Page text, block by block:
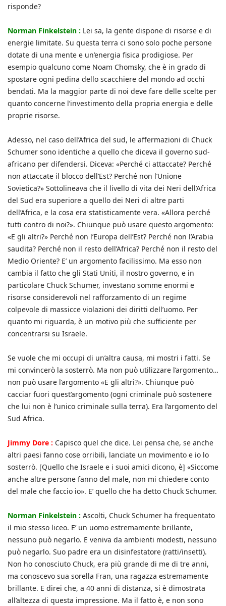
risponde?
Norman Finkelstein : Lei sa, la gente dispone di risorse e di
energie limitate. Su questa terra ci sono solo poche persone
dotate di una mente e un’energia fisica prodigiose. Per
esempio qualcuno come Noam Chomsky, che è in grado di
spostare ogni pedina dello scacchiere del mondo ad occhi
bendati. Ma la maggior parte di noi deve fare delle scelte per
quanto concerne l’investimento della propria energia e delle
proprie risorse.
Adesso, nel caso dell’Africa del sud, le affermazioni di Chuck
Schumer sono identiche a quello che diceva il governo sud-
africano per difendersi. Diceva: «Perché ci attaccate? Perché
non attaccate il blocco dell’Est? Perché non l’Unione
Sovietica?» Sottolineava che il livello di vita dei Neri dell’Africa
del Sud era superiore a quello dei Neri di altre parti
dell’Africa, e la cosa era statisticamente vera. «Allora perché
tutti contro di noi?». Chiunque può usare questo argomento:
«E gli altri?» Perché non l’Europa dell’Est? Perché non l’Arabia
saudita? Perché non il resto dell’Africa? Perché non il resto del
Medio Oriente? E’ un argomento facilissimo. Ma esso non
cambia il fatto che gli Stati Uniti, il nostro governo, e in
particolare Chuck Schumer, investano somme enormi e
risorse considerevoli nel rafforzamento di un regime
colpevole di massicce violazioni dei diritti dell’uomo. Per
quanto mi riguarda, è un motivo più che sufficiente per
concentrarsi su Israele.
Se vuole che mi occupi di un’altra causa, mi mostri i fatti. Se
mi convincerò la sosterrò. Ma non può utilizzare l’argomento…
non può usare l’argomento «E gli altri?». Chiunque può
cacciar fuori quest’argomento (ogni criminale può sostenere
che lui non è l’unico criminale sulla terra). Era l’argomento del
Sud Africa.
Jimmy Dore : Capisco quel che dice. Lei pensa che, se anche
altri paesi fanno cose orribili, lanciate un movimento e io lo
sosterrò. [Quello che Israele e i suoi amici dicono, è] «Siccome
anche altre persone fanno del male, non mi chiedere conto
del male che faccio io». E’ quello che ha detto Chuck Schumer.
Norman Finkelstein : Ascolti, Chuck Schumer ha frequentato
il mio stesso liceo. E’ un uomo estremamente brillante,
nessuno può negarlo. E veniva da ambienti modesti, nessuno
può negarlo. Suo padre era un disinfestatore (ratti/insetti).
Non ho conosciuto Chuck, era più grande di me di tre anni,
ma conoscevo sua sorella Fran, una ragazza estremamente
brillante. E direi che, a 40 anni di distanza, si è dimostrata
all’altezza di questa impressione. Ma il fatto è, e non sono